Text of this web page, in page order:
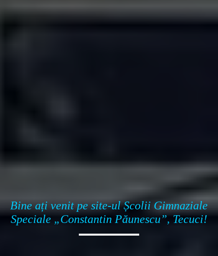
Bine ați venit pe site-ul Școlii Gimnaziale
Speciale „Constantin Păunescu”, Tecuci!